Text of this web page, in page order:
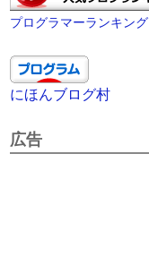
プログラマーランキング
にほんブログ村
広告